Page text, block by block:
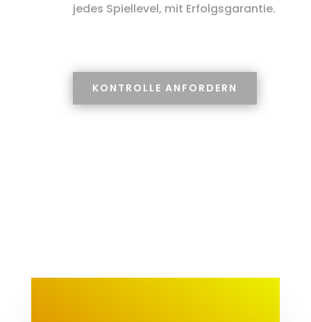
jedes Spiellevel, mit Erfolgsgarantie.
KONTROLLE ANFORDERN